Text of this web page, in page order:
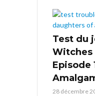
Test du
Witches
Episode
28 décembre